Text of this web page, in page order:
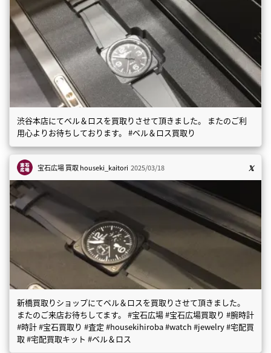
渋谷本店にてベル＆ロスを買取りさせて頂きました。 またのご利
用心よりお待ちしております。 #ベル＆ロス買取り
宝石広場 買取houseki_kaitori 2025/03/18
新橋買取りショップにてベル＆ロスを買取りさせて頂きました。
またのご来店お待ちしてます。 #宝石広場 #宝石広場買取り #腕時計
#時計 #宝石買取り #査定 #housekihiroba #watch #jewelry #宅配買
取 #宅配買取キット #ベル＆ロス